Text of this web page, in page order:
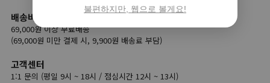
배송비
69,000원 이상 무료배송
(69,000원 미만 결제 시, 9,900원 배송료 부담)
고객센터
1:1 문의 (평일 9시 ~ 18시 / 점심시간 12시 ~ 13시)
불편하지만, 웹으로 볼게요!